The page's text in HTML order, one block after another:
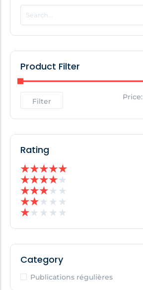
POPULAR THIS WEEK
No Posts Found!
No Posts Found!
Product Filter
Filter Price:
Rating
★★★★★
★★★★★
★★★★ ★
★★★ ★ ★
★★ ★ ★ ★
Category
Publications régulières